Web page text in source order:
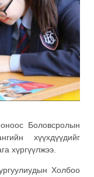
Боловсролын
хүүхдүүдийг
хүргүүлжээ.
Холбоо